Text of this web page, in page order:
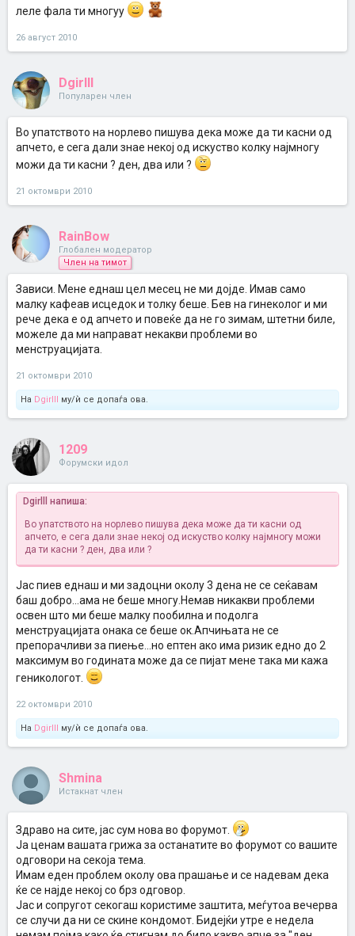
леле фала ти многуу
26 август 2010
Dgirlll
Популарен член
Во упатството на норлево пишува дека може да ти касни од
апчето, е сега дали знае некој од искуство колку најмногу
можи да ти касни ? ден, два или ?
21 октомври 2010
RainBow
Глобален модератор
Член на тимот
Зависи. Мене еднаш цел месец не ми дојде. Имав само
малку кафеав исцедок и толку беше. Бев на гинеколог и ми
рече дека е од апчето и повеќе да не го зимам, штетни биле,
можеле да ми направат некакви проблеми во
менструацијата.
21 октомври 2010
На Dgirlll му/ѝ се допаѓа ова.
1209
Форумски идол
Dgirlll напиша:
Во упатството на норлево пишува дека може да ти касни од
апчето, е сега дали знае некој од искуство колку најмногу можи
да ти касни ? ден, два или ?
Јас пиев еднаш и ми задоцни околу 3 дена не се сеќавам
баш добро...ама не беше многу.Немав никакви проблеми
освен што ми беше малку пообилна и подолга
менструацијата онака се беше ок.Апчињата не се
препорачливи за пиење...но ептен ако има ризик едно до 2
максимум во годината може да се пијат мене така ми кажа
геникологот.
22 октомври 2010
На Dgirlll му/ѝ се допаѓа ова.
Shmina
Истакнат член
Здраво на сите, јас сум нова во форумот.
Ја ценам вашата грижа за останатите во форумот со вашите
одговори на секоја тема.
Имам еден проблем околу ова прашање и се надевам дека
ќе се најде некој со брз одговор.
Јас и сопругот секогаш користиме заштита, меѓутоа вечерва
се случи да ни се скине кондомот. Бидејќи утре е недела